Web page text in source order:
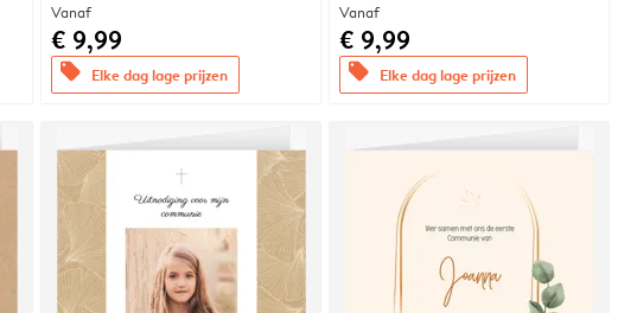
Vanaf
€ 9,99
offers Elke dag lage prijzen
Vanaf
€ 9,99
offers Elke dag lage prijzen